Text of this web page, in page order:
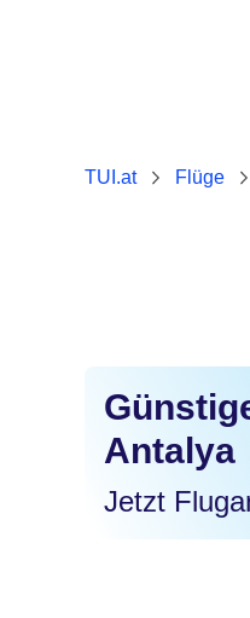
TUI.at Flüge
Antalya
Jetzt